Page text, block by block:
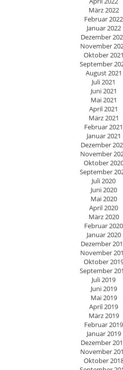
März 2022
Februar 2022
Januar 2022
Dezember
November
Oktober 2021
September
August 2021
Juli 2021
Juni 2021
Mai 2021
April 2021
März 2021
Februar 2021
Januar 2021
Dezember
November
Oktober
September
Juli 2020
Juni 2020
Mai 2020
April 2020
März 2020
Februar 2020
Januar 2020
Dezember
November
Oktober
September
Juli 2019
Juni 2019
Mai 2019
April 2019
März 2019
Februar 2019
Januar 2019
Dezember
November
Oktober